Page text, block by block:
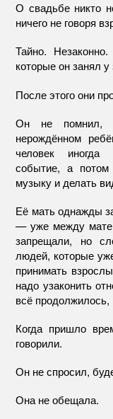
О свадьбе никто
ничего не говоря
Тайно.
которые он занял у
После этого они
Он не помнил,
нерождённом
человек иногда
событие, а
музыку и делать
Её мать однажды
— уже между
запрещали, но
людей, которые
принимать
надо узаконить
всё
Когда пришло
говорили.
Он не спросил,
Она не обещала.